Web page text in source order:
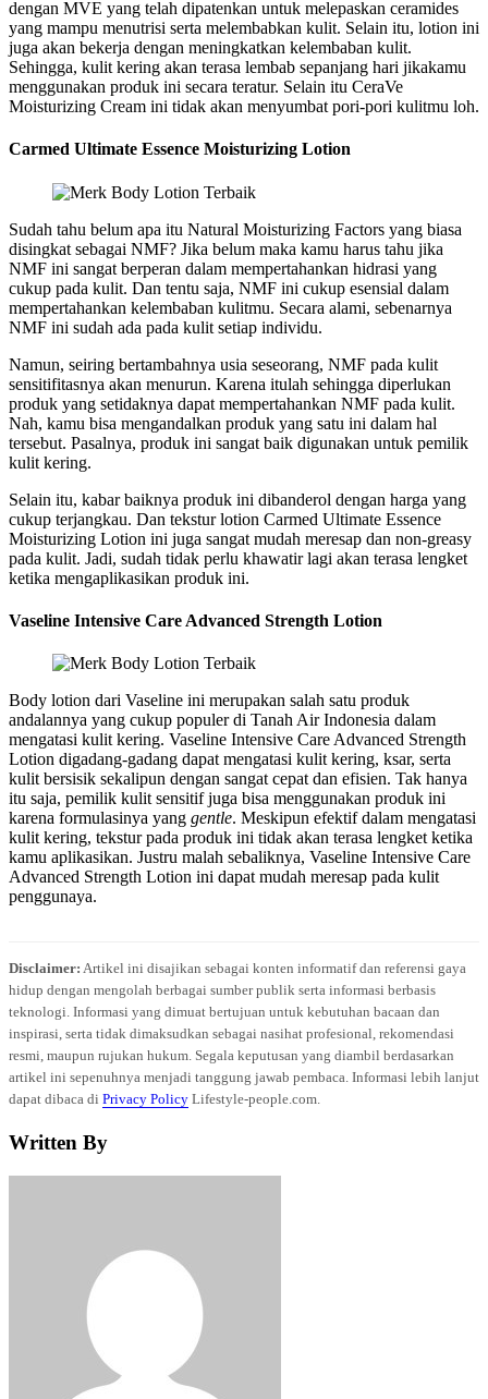
dengan MVE yang telah dipatenkan untuk melepaskan ceramides
yang mampu menutrisi serta melembabkan kulit. Selain itu, lotion ini
juga akan bekerja dengan meningkatkan kelembaban kulit.
Sehingga, kulit kering akan terasa lembab sepanjang hari jikakamu
menggunakan produk ini secara teratur. Selain itu CeraVe
Moisturizing Cream ini tidak akan menyumbat pori-pori kulitmu loh.
Carmed Ultimate Essence Moisturizing Lotion
Sudah tahu belum apa itu Natural Moisturizing Factors yang biasa
disingkat sebagai NMF? Jika belum maka kamu harus tahu jika
NMF ini sangat berperan dalam mempertahankan hidrasi yang
cukup pada kulit. Dan tentu saja, NMF ini cukup esensial dalam
mempertahankan kelembaban kulitmu. Secara alami, sebenarnya
NMF ini sudah ada pada kulit setiap individu.
Namun, seiring bertambahnya usia seseorang, NMF pada kulit
sensitifitasnya akan menurun. Karena itulah sehingga diperlukan
produk yang setidaknya dapat mempertahankan NMF pada kulit.
Nah, kamu bisa mengandalkan produk yang satu ini dalam hal
tersebut. Pasalnya, produk ini sangat baik digunakan untuk pemilik
kulit kering.
Selain itu, kabar baiknya produk ini dibanderol dengan harga yang
cukup terjangkau. Dan tekstur lotion Carmed Ultimate Essence
Moisturizing Lotion ini juga sangat mudah meresap dan non-greasy
pada kulit. Jadi, sudah tidak perlu khawatir lagi akan terasa lengket
ketika mengaplikasikan produk ini.
Vaseline Intensive Care Advanced Strength Lotion
Body lotion dari Vaseline ini merupakan salah satu produk
andalannya yang cukup populer di Tanah Air Indonesia dalam
mengatasi kulit kering. Vaseline Intensive Care Advanced Strength
Lotion digadang-gadang dapat mengatasi kulit kering, ksar, serta
kulit bersisik sekalipun dengan sangat cepat dan efisien. Tak hanya
itu saja, pemilik kulit sensitif juga bisa menggunakan produk ini
karena formulasinya yang gentle. Meskipun efektif dalam mengatasi
kulit kering, tekstur pada produk ini tidak akan terasa lengket ketika
kamu aplikasikan. Justru malah sebaliknya, Vaseline Intensive Care
Advanced Strength Lotion ini dapat mudah meresap pada kulit
penggunaya.
Disclaimer: Artikel ini disajikan sebagai konten informatif dan referensi gaya
hidup dengan mengolah berbagai sumber publik serta informasi berbasis
teknologi. Informasi yang dimuat bertujuan untuk kebutuhan bacaan dan
inspirasi, serta tidak dimaksudkan sebagai nasihat profesional, rekomendasi
resmi, maupun rujukan hukum. Segala keputusan yang diambil berdasarkan
artikel ini sepenuhnya menjadi tanggung jawab pembaca. Informasi lebih lanjut
dapat dibaca di Privacy Policy Lifestyle-people.com.
Written By